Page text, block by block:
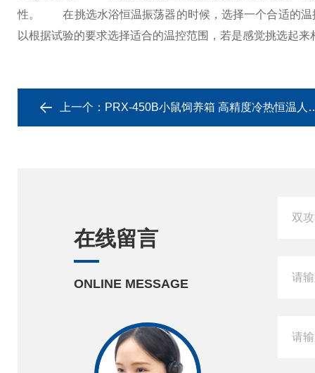
性。
在挑选水浴恒温振荡器的时候，选择一个合适的温
以根据试验的要求选择适合的温控范围，若是感觉挑选起
上一个： PRX-450B小鼠饲养箱 高精度冷热恒温人工气候设备
在线留言
ONLINE MESSAGE